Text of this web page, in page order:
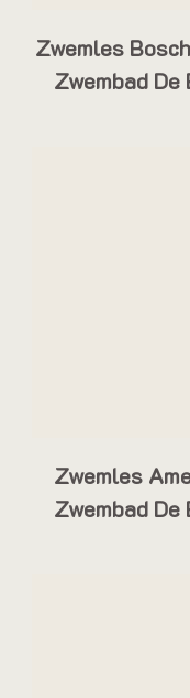
Zwemles
Zwembad
Zwemles
Zwembad